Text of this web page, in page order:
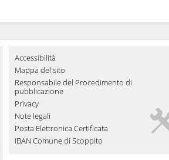
Accessibilità
Mappa del sito
Responsabile del Procedimento di
pubblicazione
Privacy
Note legali
Posta Elettronica Certificata
IBAN Comune di Scoppito